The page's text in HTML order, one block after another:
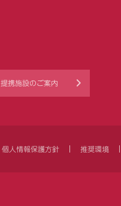
提携施設のご案内
個人情報保護方針 推奨環境